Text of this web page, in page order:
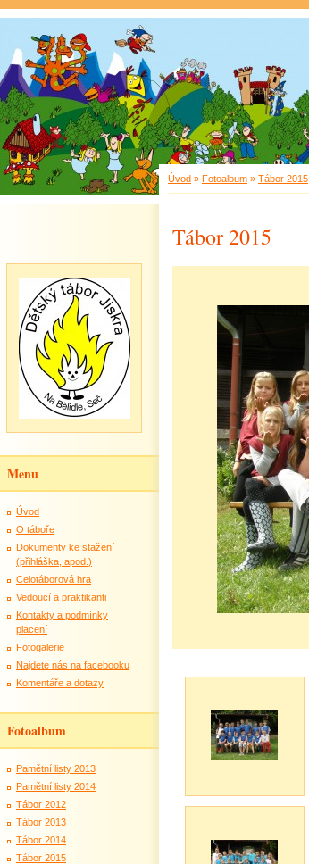
Úvod » Fotoalbum » Tábor 2015
Tábor 2015
Menu
Úvod
O táboře
Dokumenty ke stažení
(přihláška, apod.)
Celotáborová hra
Vedoucí a praktikanti
Kontakty a podmínky
placení
Fotogalerie
Najdete nás na facebooku
Komentáře a dotazy
Fotoalbum
Pamětní listy 2013
Pamětní listy 2014
Tábor 2012
Tábor 2013
Tábor 2014
Tábor 2015